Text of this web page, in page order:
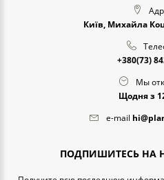
Київ, Михайла
+380(73)
Мы
Щодня з
e-mail
ПОДПИШИТЕСЬ НА